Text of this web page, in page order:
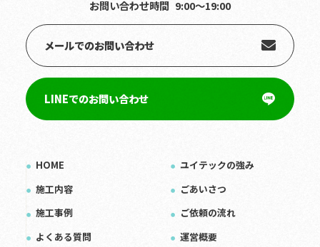
お問い合わせ時間 9:00〜19:00
メールでのお問い合わせ
LINEでのお問い合わせ
HOME
ユイテックの強み
施工内容
ごあいさつ
施工事例
ご依頼の流れ
よくある質問
運営概要